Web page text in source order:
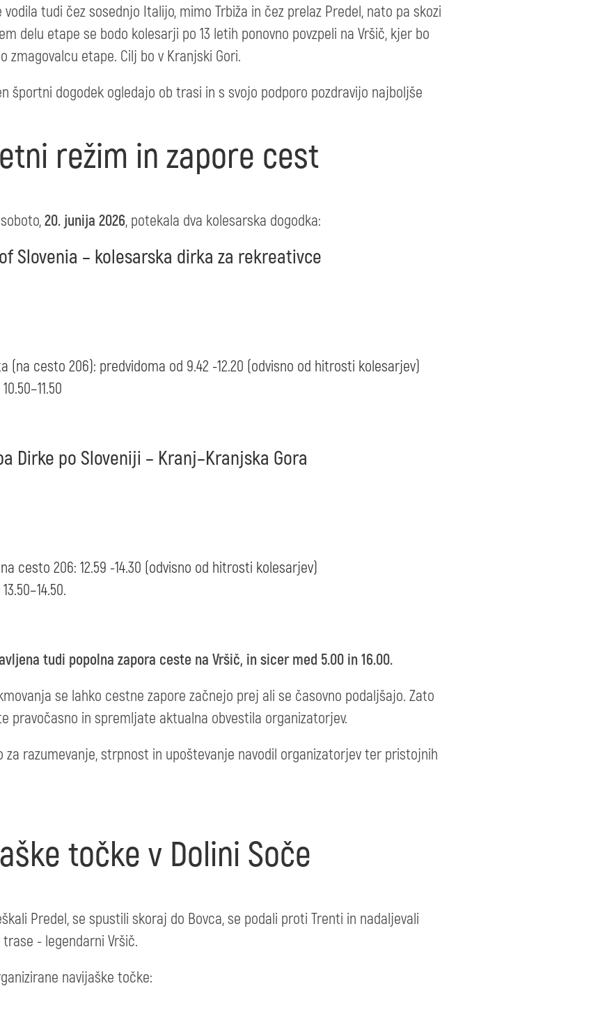
tudi čez sosednjo Italijo, mimo Trbiža in čez prelaz Predel, nato pa skozi
delu etape se bodo kolesarji po 13 letih ponovno povzpeli na Vršič, kjer bo
etape. Cilj bo v Kranjski Gori.
športni dogodek ogledajo ob trasi in s svojo podporo pozdravijo najboljše
režim in zapore cest
20. junija 2026, potekala dva kolesarska dogodka:
Slovenia – kolesarska dirka za rekreativce
(na cesto 206): predvidoma od 9.42 -12.20 (odvisno od hitrosti kolesarjev)
Dirke po Sloveniji – Kranj–Kranjska Gora
cesto 206: 12.59 -14.30 (odvisno od hitrosti kolesarjev)
tudi popolna zapora ceste na Vršič, in sicer med 5.00 in 16.00.
se lahko cestne zapore začnejo prej ali se časovno podaljšajo. Zato
pravočasno in spremljate aktualna obvestila organizatorjev.
za razumevanje, strpnost in upoštevanje navodil organizatorjev ter pristojnih
točke v Dolini Soče
Predel, se spustili skoraj do Bovca, se podali proti Trenti in nadaljevali
- legendarni Vršič.
navijaške točke: